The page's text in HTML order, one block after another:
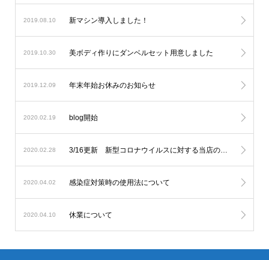
2019.08.10 新マシン導入しました！
2019.10.30 美ボディ作りにダンベルセット用意しました
2019.12.09 年末年始お休みのお知らせ
2020.02.19 blog開始
2020.02.28 3/16更新 新型コロナウイルスに対する当店の対応について
2020.04.02 感染症対策時の使用法について
2020.04.10 休業について